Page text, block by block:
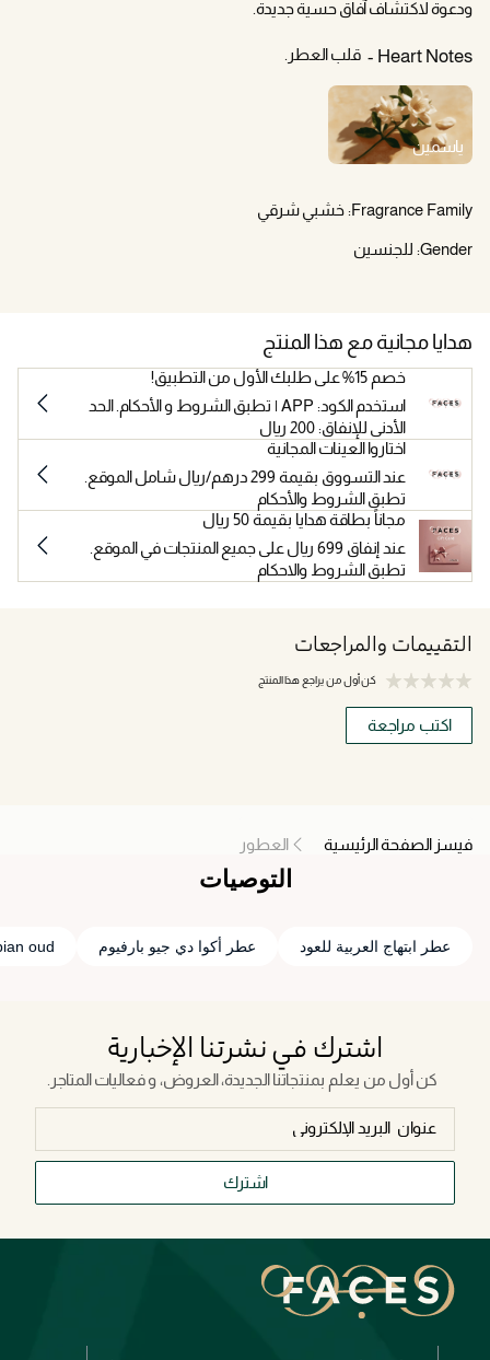
ودعوة لاكتشاف آفاق حسية جديدة.
Heart Notes قلب العطر.
ياسمين
Fragrance Family: خشبي شرقي
Gender: للجنسين
هدايا مجانية مع هذا المنتج
خصم 15% على طلبك الأول من التطبيق!
استخدم الكود: APP | تطبق الشروط و الأحكام. الحد
الأدنى للإنفاق: 200 ريال
اختاروا العينات المجانية
عند التسووق بقيمة 299 درهم/ريال شامل الموقع.
تطبق الشروط والأحكام
مجاناً بطاقة هدايا بقيمة 50 ريال
عند إنفاق 699 ريال على جميع المنتجات في الموقع.
تطبق الشروط والاحكام
التقييمات والمراجعات
كن أول من يراجع هذا المنتج
اكتب مراجعة
فيسز الصفحة الرئيسية العطور
التوصيات
عطر ابتهاج العربية للعود عطر أكوا دي جيو بارفيوم oud
اشترك في نشرتنا الإخبارية
كن أول من يعلم بمنتجاتنا الجديدة، العروض، و فعاليات المتاجر.
اشترك